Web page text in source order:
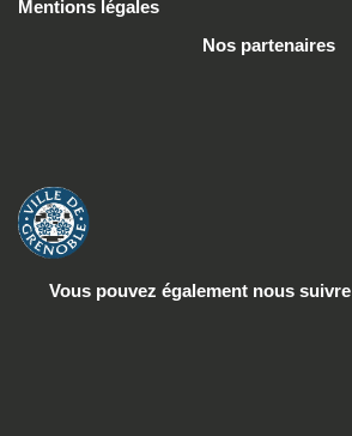
Mentions légales
Nos partenaires
Vous pouvez également nous suivre